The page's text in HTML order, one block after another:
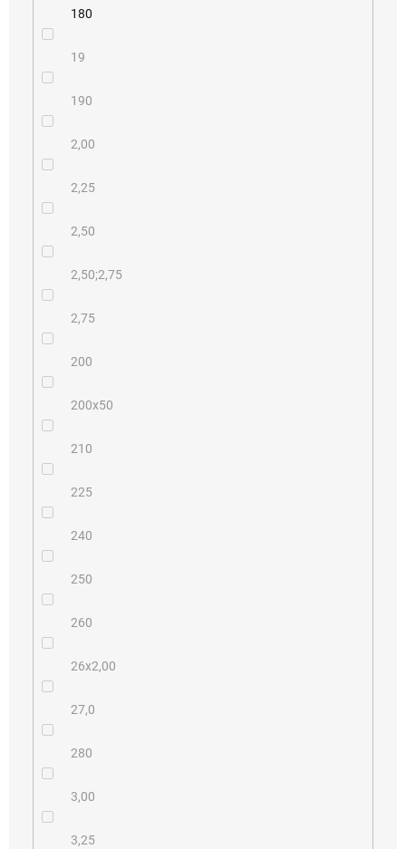
180
19
190
2,00
2,25
2,50
2,50;2,75
2,75
200
200x50
210
225
240
250
260
26x2,00
27,0
280
3,00
3,25